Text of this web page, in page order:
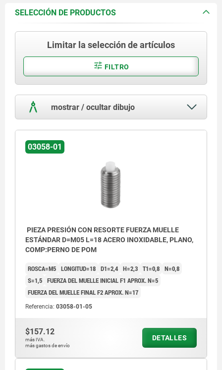
SELECCIÓN DE PRODUCTOS
Limitar la selección de artículos
FILTRO
mostrar / ocultar dibujo
03058-01
PIEZA PRESIÓN CON RESORTE FUERZA MUELLE
ESTÁNDAR D=M05 L=18 ACERO INOXIDABLE, PLANO,
COMP:PERNO DE POM
ROSCA=M5 LONGITUD=18 D1=2,4 H=2,3 T1=0,8 N=0,8
S=1,5 FUERZA DEL MUELLE INICIAL F1 APROX. N=5
FUERZA DEL MUELLE FINAL F2 APROX. N=17
Referencia: 03058-01-05
$157.12
más IVA.
más gastos de envío
DETALLES